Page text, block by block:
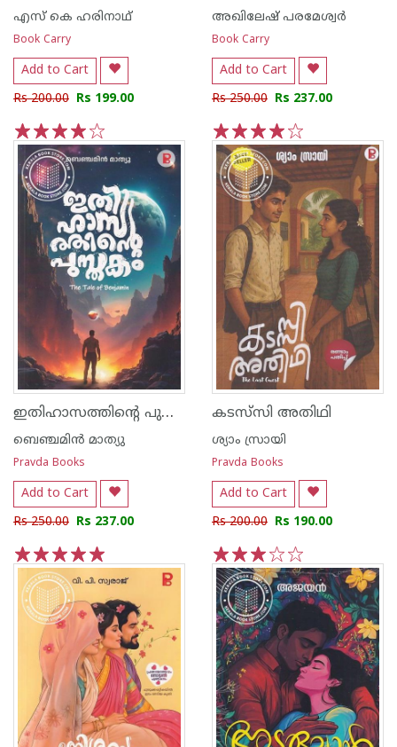
എസ് കെ ഹരിനാഥ്
Book Carry
Add to Cart
Rs 200.00 Rs 199.00
5
4
3
2
1
അഖിലേഷ് പരമേശ്വർ
Book Carry
Add to Cart
Rs 250.00 Rs 237.00
5
4
3
2
1
ഇതിഹാസത്തിന്റെ പുസ്തകം
ബെഞ്ചമിന്‍ മാത്യു
Pravda Books
Add to Cart
Rs 250.00 Rs 237.00
5
4
3
2
1
കടസ്‌സി അതിഥി
ശ്യാം സ്രായി
Pravda Books
Add to Cart
Rs 200.00 Rs 190.00
5
4
3
2
1